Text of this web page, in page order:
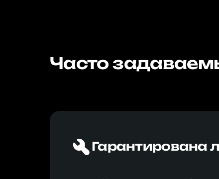
Часто
Гарантирована